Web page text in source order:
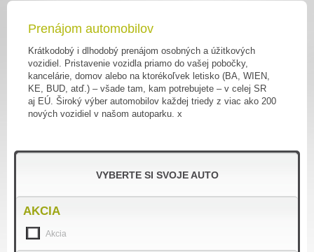
Prenájom automobilov
Krátkodobý i dlhodobý prenájom osobných a úžitkových
vozidiel. Pristavenie vozidla priamo do vašej pobočky,
kancelárie, domov alebo na ktorékoľvek letisko (BA, WIEN,
KE, BUD, atď.) – všade tam, kam potrebujete – v celej SR
aj EÚ. Široký výber automobilov každej triedy z viac ako 200
nových vozidiel v našom autoparku. x
VYBERTE SI SVOJE AUTO
AKCIA
Akcia